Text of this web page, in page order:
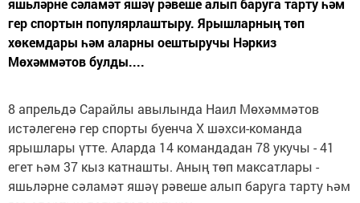
яшьләрне сәламәт яшәү рәвеше алып баруга тарту һәм
гер спортын популярлаштыру. Ярышларның төп
хөкемдары һәм аларны оештыручы Нәркиз
Мөхәммәтов булды....
8 апрельдә Сарайлы авылында Наил Мөхәммәтов
истәлегенә гер спорты буенча X шәхси-команда
ярышлары үтте. Аларда 14 командадан 78 укучы - 41
егет һәм 37 кыз катнашты. Аның төп максатлары -
яшьләрне сәламәт яшәү рәвеше алып баруга тарту һәм